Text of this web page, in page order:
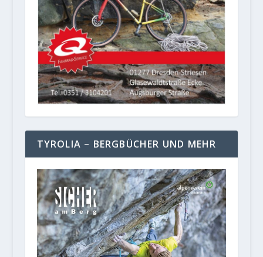
TYROLIA – BERGBÜCHER UND MEHR